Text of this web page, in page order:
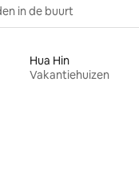
in de buurt
Hua Hin
Vakantiehuizen